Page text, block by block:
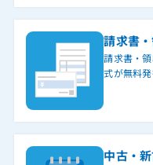
請求書
請求書・
式が無料発
中古・